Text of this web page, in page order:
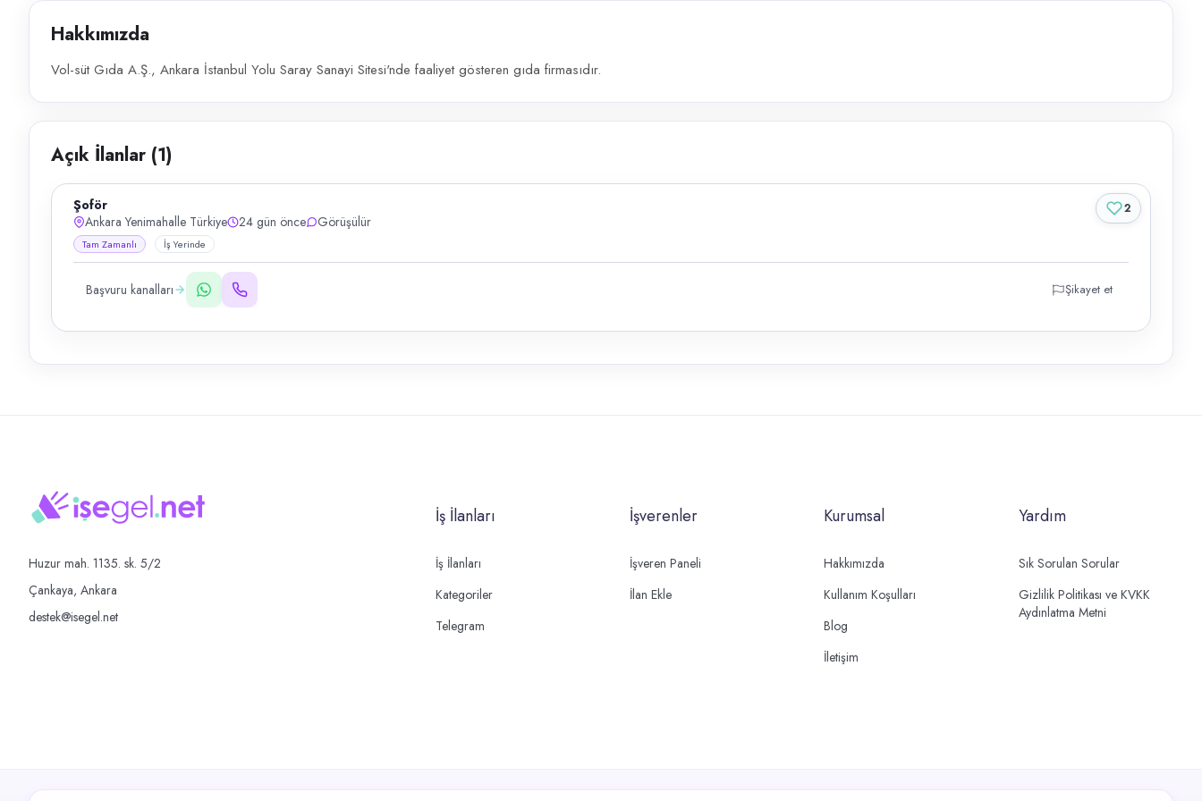
Hakkımızda
Vol-süt Gıda A.Ş., Ankara İstanbul Yolu Saray Sanayi Sitesi'nde faaliyet gösteren gıda firmasıdır.
Açık İlanlar (1)
Şoför
Ankara Yenimahalle Türkiye
24 gün önce Görüşülür
Tam Zamanlı İş Yerinde
Başvuru kanalları Şikayet et
2
Huzur mah. 1135. sk. 5/2
Çankaya, Ankara
destek@isegel.net
İş İlanları
İş İlanları
Kategoriler
Telegram
İşverenler
İşveren Paneli
İlan Ekle
Kurumsal
Hakkımızda
Kullanım Koşulları
Blog
İletişim
Yardım
Sık Sorulan Sorular
Gizlilik Politikası ve KVKK
Aydınlatma Metni